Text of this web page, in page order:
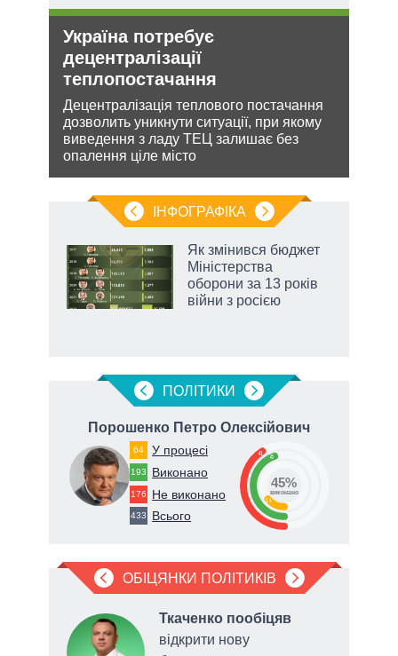
Україна потребує
децентралізації
теплопостачання
Децентралізація теплового постачання
дозволить уникнути ситуації, при якому
виведення з ладу ТЕЦ залишає без
опалення ціле місто
ІНФОГРАФІКА
Як змінився бюджет
Міністерства
оборони за 13 років
війни з росією
ПОЛIТИКИ
Порошенко Петро Олексійович
64 У процесі
193 Виконано
176 Не виконано
433 Всього
41 45
14
45%
виконано
ОБІЦЯНКИ ПОЛІТИКІВ
Ткаченко пообіцяв
відкрити нову